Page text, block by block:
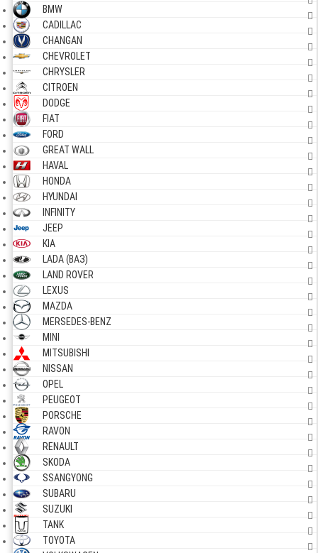
BMW
CADILLAC
CHANGAN
CHEVROLET
CHRYSLER
CITROEN
DODGE
FIAT
FORD
GREAT WALL
HAVAL
HONDA
HYUNDAI
INFINITY
JEEP
KIA
LADA (ВАЗ)
LAND ROVER
LEXUS
MAZDA
MERSEDES-BENZ
MINI
MITSUBISHI
NISSAN
OPEL
PEUGEOT
PORSCHE
RAVON
RENAULT
SKODA
SSANGYONG
SUBARU
SUZUKI
TANK
TOYOTA